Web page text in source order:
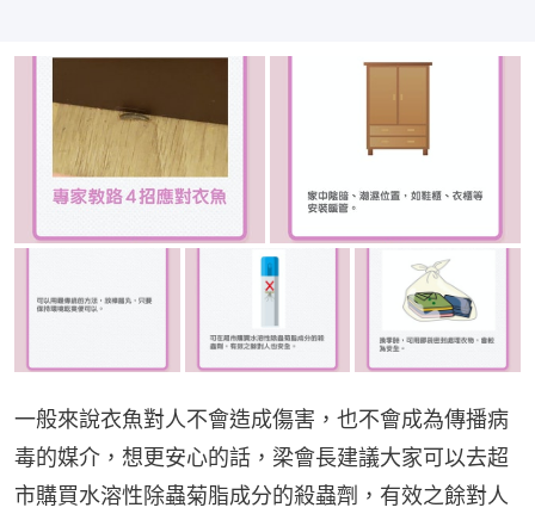
一般來說衣魚對人不會造成傷害，也不會成為傳播病
毒的媒介，想更安心的話，梁會長建議大家可以去超
市購買水溶性除蟲菊脂成分的殺蟲劑，有效之餘對人